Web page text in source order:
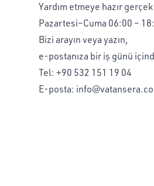
Yardım etmeye hazır
Pazartesi–Cuma 06:00 –
Bizi arayın veya yazın,
e-postanıza bir iş günü
Tel: +90 532 151 19 04
E-posta: